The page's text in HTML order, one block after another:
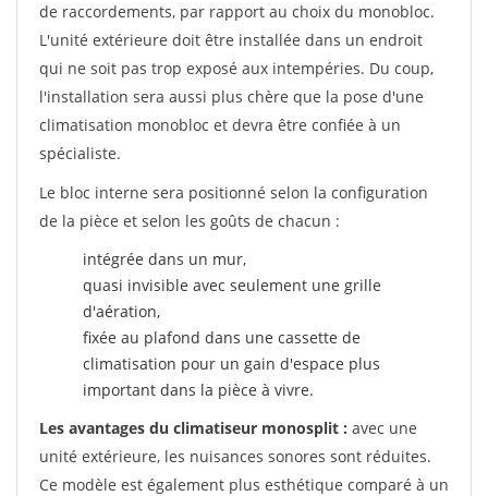
de raccordements, par rapport au choix du monobloc.
L'unité extérieure doit être installée dans un endroit
qui ne soit pas trop exposé aux intempéries. Du coup,
l'installation sera aussi plus chère que la pose d'une
climatisation monobloc et devra être confiée à un
spécialiste.
Le bloc interne sera positionné selon la configuration
de la pièce et selon les goûts de chacun :
intégrée dans un mur,
quasi invisible avec seulement une grille
d'aération,
fixée au plafond dans une cassette de
climatisation pour un gain d'espace plus
important dans la pièce à vivre.
Les avantages du climatiseur monosplit : avec une
unité extérieure, les nuisances sonores sont réduites.
Ce modèle est également plus esthétique comparé à un